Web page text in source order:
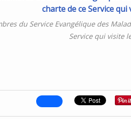
du Service Evangélique des
Service qui visite